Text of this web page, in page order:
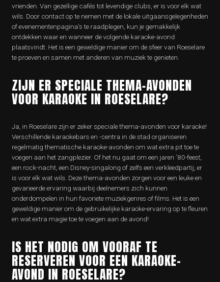
vrienden. Van gezellige cafés tot levendige clubs, er is voor elk wat
wils. Door contact op te nemen met de lokale uitgaansgelegenheden
of evenementenpagina’s te raadplegen, kun je gemakkelijk
ontdekken waar en wanneer de volgende karaoke-avond
plaatsvindt. Het is een geweldige manier om de sfeer van Roeselare
te proeven en samen met anderen van muziek te genieten.
ZIJN ER SPECIALE THEMA-AVONDEN
VOOR KARAOKE IN ROESELARE?
Ja, in Roeselare zijn er zeker speciale thema-avonden voor karaoke!
Verschillende karaokebars en -centra in de stad organiseren
regelmatig thematische karaoke-avonden om wat extra pit toe te
voegen aan het zangplezier. Of het nu gaat om een jaren ’80-feest,
een rock-nacht, een Disney-singalong of zelfs een verkleedpartij, er
is voor elk wat wils. Deze thema-avonden zorgen voor een leuke en
gevarieerde ervaring waarbij deelnemers zich kunnen
onderdompelen in hun favoriete muziekgenres of films. Het is een
geweldige manier om de gebruikelijke karaoke-ervaring op te fleuren
en wat extra magie toe te voegen aan de avond!
IS HET NODIG OM VOORAF TE
RESERVEREN VOOR EEN KARAOKE-
AVOND IN ROESELARE?